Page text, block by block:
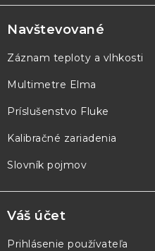
á
p
ä
e
Navštevované
Záznam teploty a vlhkosti
Multimetre Elma
Príslušenstvo Fluke
Kalibračné zariadenia
Slovník pojmov
Váš účet
Prihlásenie používateľa